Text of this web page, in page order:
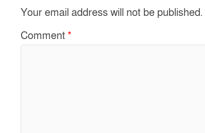
Your email address will not be published.
Comment*